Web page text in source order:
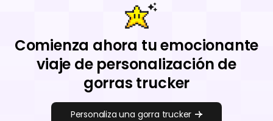
Comienza ahora tu emocionante
viaje de personalización de
gorras trucker
Personaliza una gorra trucker